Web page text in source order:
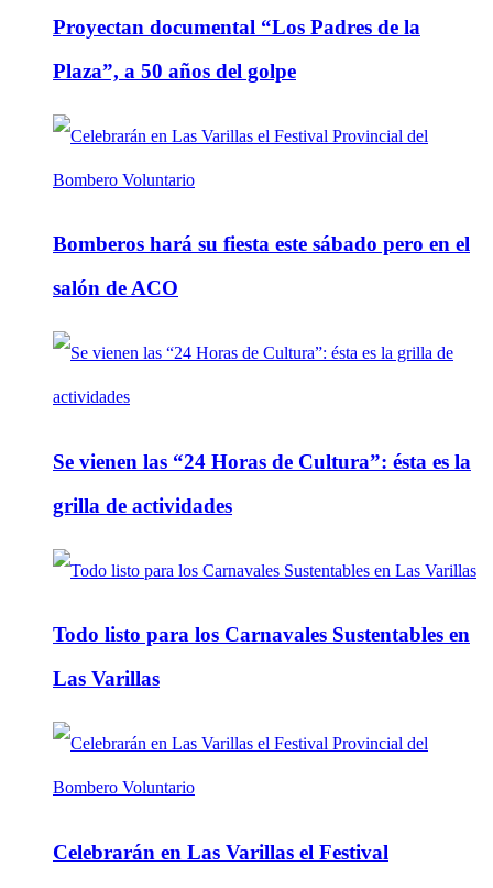
Proyectan documental “Los Padres de la
Plaza”, a 50 años del golpe
Bomberos hará su fiesta este sábado pero en el
salón de ACO
Se vienen las “24 Horas de Cultura”: ésta es la
grilla de actividades
Todo listo para los Carnavales Sustentables en
Las Varillas
Celebrarán en Las Varillas el Festival